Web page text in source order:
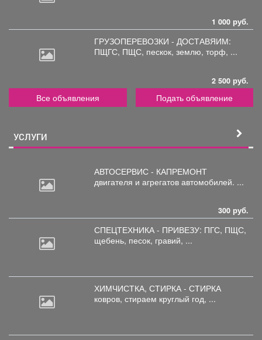
1 000 руб.
ГРУЗОПЕРЕВОЗКИ - ДОСТАВЯИМ:
ПЩГС, ПЩС, пескок, землю, торф, ...
2 500 руб.
Все объявления Подать объявление
УСЛУГИ
АВТОСЕРВИС - КАПРЕМОНТ
двигателя и агрегатов автомобилей. ...
300 руб.
СПЕЦТЕХНИКА - ПРИВЕЗУ: ПГС, ПЩС,
щебень, песок, гравий, ...
ХИМЧИСТКА, СТИРКА - СТИРКА
ковров, стираем круглый год, ...